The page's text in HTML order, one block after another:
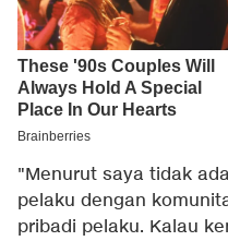
"Menurut saya tidak
pelaku dengan
pribadi pelaku. Kalau